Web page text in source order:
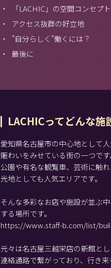
・
「LACHIC」の空間コンセプト
・
アクセス抜群の好立地
・
”自分らしく”働くには？
・
最後に
LACHICってどんな施
愛知県名古屋市の中心地として
賑わいをみせている街の一つで
公園や有名な観覧車、芸術に触
光地としても人気エリアです。
そんな多彩なお店や施設が並ぶ
する場所です。
https://www.staff-b.com/list/
元々は名古屋三越栄店の新館と
連絡通路で繋がっており、行き来